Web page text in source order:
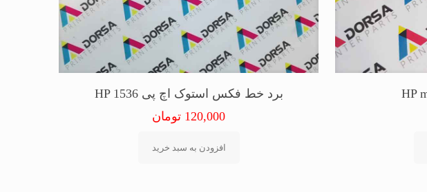
برد خط فکس استوک اچ پی HP 1536
120,000 تومان
افزودن به سبد خرید